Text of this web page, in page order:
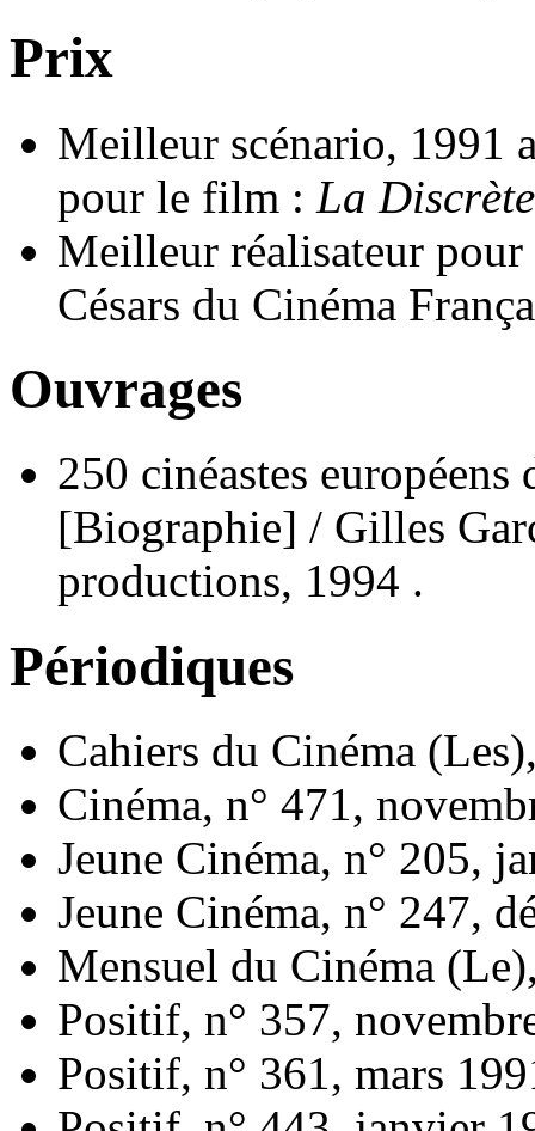
Prix
Meilleur scénario, 1991
pour le film : La Discrète
Meilleur réalisateur pour
Césars du Cinéma
Ouvrages
250 cinéastes
[Biographie] / Gilles
productions, 1994 .
Périodiques
Cahiers du Cinéma
Cinéma, n° 471,
Jeune Cinéma, n° 205,
Jeune Cinéma, n° 247,
Mensuel du Cinéma
Positif, n° 357,
Positif, n° 361, mars